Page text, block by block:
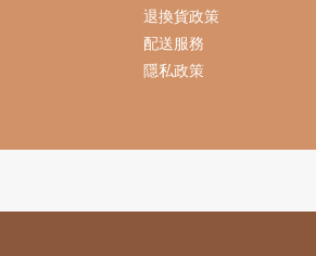
退換貨政策
配送服務
隱私政策